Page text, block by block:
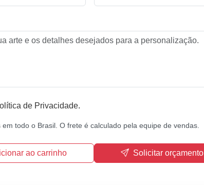
de Privacidade.
em todo o Brasil. O frete é calculado pela equipe de vendas.
ao carrinho Solicitar orçamento